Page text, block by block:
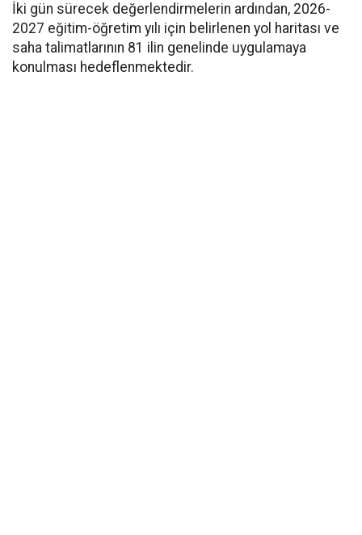
İki gün sürecek değerlendirmelerin ardından, 2026-
2027 eğitim-öğretim yılı için belirlenen yol haritası ve
saha talimatlarının 81 ilin genelinde uygulamaya
konulması hedeflenmektedir.